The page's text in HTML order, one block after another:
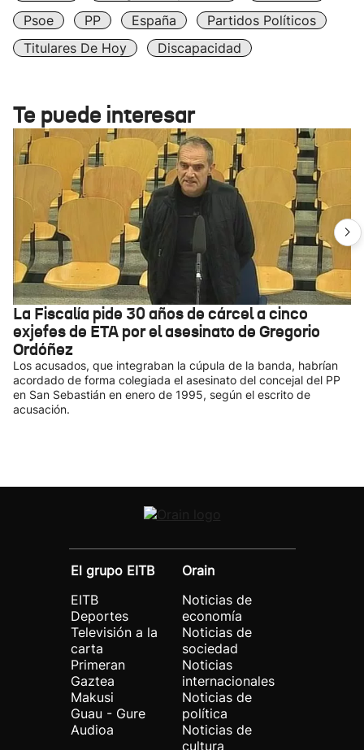
Psoe
PP España
Partidos Políticos
Titulares De Hoy
Discapacidad
Te puede interesar
La Fiscalía pide 30 años de cárcel a cinco
exjefes de ETA por el asesinato de Gregorio
Ordóñez
Los acusados, que integraban la cúpula de la banda, habrían
acordado de forma colegiada el asesinato del concejal del PP
en San Sebastián en enero de 1995, según el escrito de
acusación.
El grupo EITB
EITB
Deportes
Televisión a la
carta
Primeran
Gaztea
Makusi
Guau - Gure
Audioa
Orain
Noticias de
economía
Noticias de
sociedad
Noticias
internacionales
Noticias de
política
Noticias de
cultura